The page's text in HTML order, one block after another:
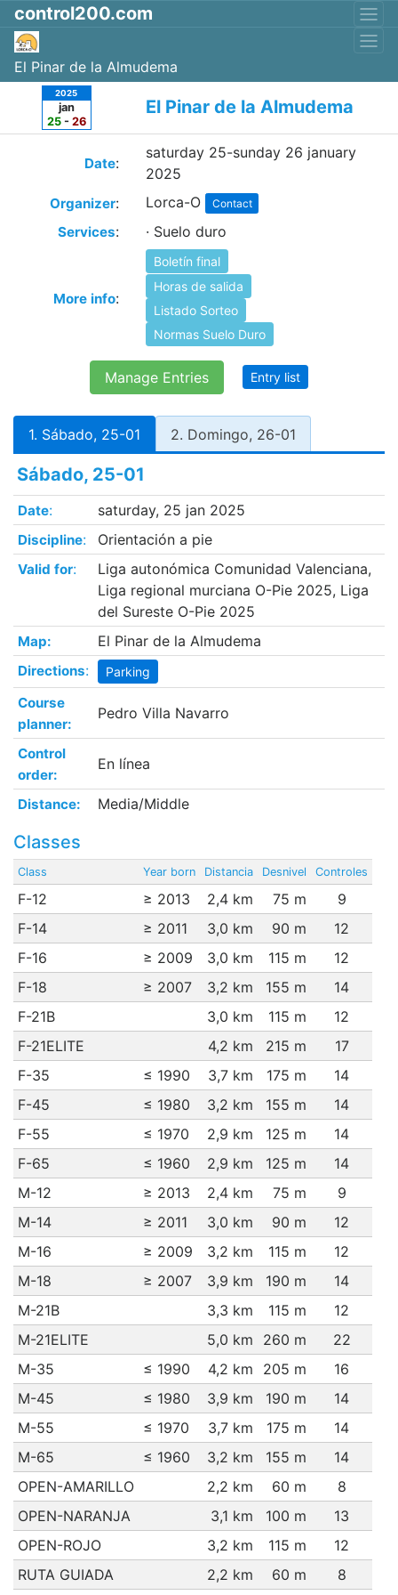
control200.com
El Pinar de la Almudema
2025
jan
25- 26
El Pinar de la Almudema
Date:
saturday 25-sunday 26 january
2025
Organizer: Lorca-O Contact
Services: · Suelo duro
More info:
Boletín final
Horas de salida
Listado Sorteo
Normas Suelo Duro
Manage Entries Entry list
1. Sábado, 25-01 2. Domingo, 26-01
Sábado, 25-01
Date: saturday, 25 jan 2025
Discipline: Orientación a pie
Valid for:
Liga autonómica Comunidad Valenciana,
Liga regional murciana O-Pie 2025, Liga
del Sureste O-Pie 2025
Map: El Pinar de la Almudema
Directions: Parking
Course
planner:
Pedro Villa Navarro
Control
order:
En línea
Distance: Media/Middle
Classes
Class Year born Distancia Desnivel Controles
F-12 ≥ 2013 2,4 km 75 m
9
F-14
≥ 2011 3,0 km 90 m
12
F-16
≥ 2009 3,0 km 115 m
12
F-18
≥ 2007 3,2 km 155 m
14
F-21B
3,0 km 115 m
12
F-21ELITE
4,2 km 215 m
17
F-35
≤ 1990 3,7 km 175 m
14
F-45
≤ 1980 3,2 km 155 m
14
F-55
≤ 1970 2,9 km 125 m
14
F-65
≤ 1960 2,9 km 125 m
14
M-12
≥ 2013 2,4 km 75 m
9
M-14
≥ 2011 3,0 km 90 m
12
M-16
≥ 2009 3,2 km 115 m
12
M-18
≥ 2007 3,9 km 190 m
14
M-21B
3,3 km 115 m
12
M-21ELITE
5,0 km 260 m
22
M-35
≤ 1990 4,2 km 205 m
16
M-45
≤ 1980 3,9 km 190 m
14
M-55
≤ 1970 3,7 km 175 m
14
M-65
≤ 1960 3,2 km 155 m
14
OPEN-AMARILLO
2,2 km 60 m
8
OPEN-NARANJA
3,1 km 100 m
13
OPEN-ROJO
3,2 km 115 m
12
RUTA GUIADA
2,2 km 60 m 8